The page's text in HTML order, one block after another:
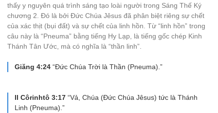
thấy y nguyên quá trình sáng tạo loài người trong Sáng Thế Ký
chương 2. Đó là bởi Đức Chúa Jêsus đã phân biệt riêng sự chết
của xác thịt (bụi đất) và sự chết của linh hồn. Từ “linh hồn” trong
câu này là “Pneuma” bằng tiếng Hy Lạp, là tiếng gốc chép Kinh
Thánh Tân Ước, mà có nghĩa là “thần linh”.
Giăng 4:24 “Đức Chúa Trời là Thần (Pneuma).”
II Côrinhtô 3:17 “Vả, Chúa (Đức Chúa Jêsus) tức là Thánh
Linh (Pneuma).”